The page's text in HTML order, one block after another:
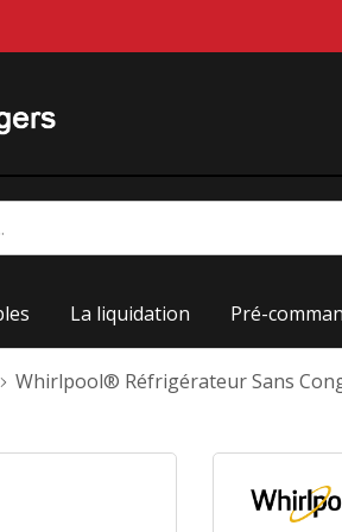
La liquidation Pré-
Whirlpool® Réfrigérateur Sans